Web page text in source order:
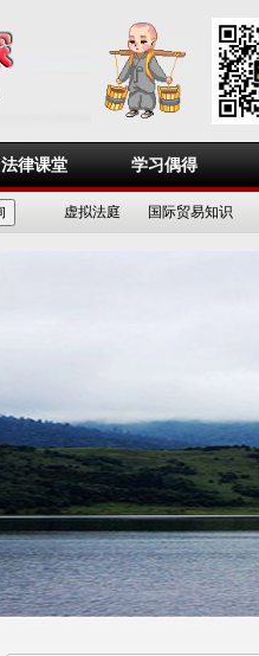
法律课堂 学习偶得
虚拟法庭 国际贸易知识